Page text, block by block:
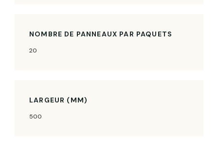
NOMBRE DE PANNEAUX PAR PAQUETS
20
LARGEUR (MM)
500